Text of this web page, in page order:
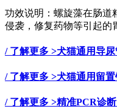
功效说明：螺旋藻在肠道
侵袭，修复药物等引起的
/ 了解更多 >犬猫通用导尿
/ 了解更多 >犬猫通用留置
/ 了解更多 >精准PCR诊